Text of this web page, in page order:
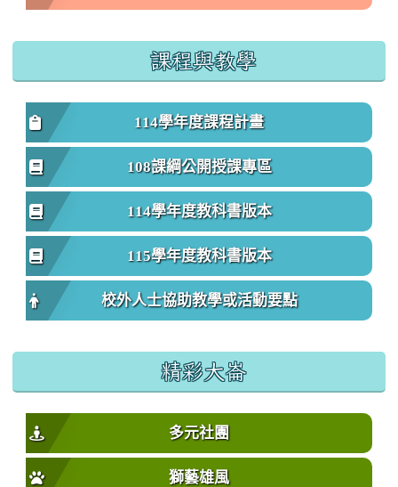
課程與教學
114學年度課程計畫
108課綱公開授課專區
114學年度教科書版本
115學年度教科書版本
校外人士協助教學或活動要點
精彩大崙
多元社團
獅藝雄風